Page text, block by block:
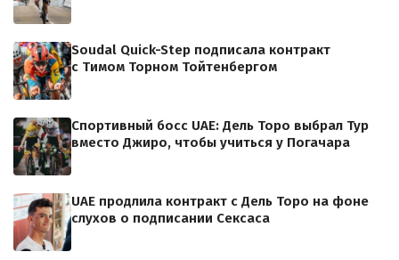
Soudal Quick-Step подписала контракт
с Тимом Торном Тойтенбергом
Спортивный босс UAE: Дель Торо выбрал Тур
вместо Джиро, чтобы учиться у Погачара
UAE продлила контракт с Дель Торо на фоне
слухов о подписании Сексаса